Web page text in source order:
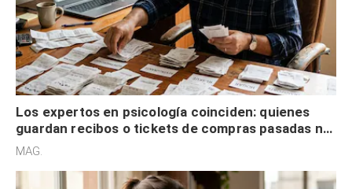
Los expertos en psicología coinciden: quienes
guardan recibos o tickets de compras pasadas no
son acumuladores, sino que tienen necesidad de
MAG.